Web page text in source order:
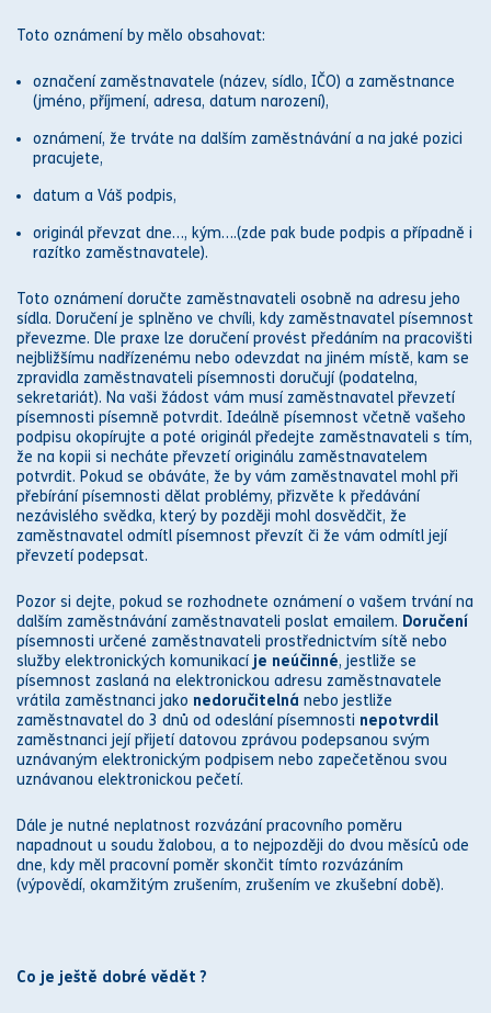
Toto oznámení by mělo obsahovat:
označení zaměstnavatele (název, sídlo, IČO) a zaměstnance
(jméno, příjmení, adresa, datum narození),
oznámení, že trváte na dalším zaměstnávání a na jaké pozici
pracujete,
datum a Váš podpis,
originál převzat dne…, kým….(zde pak bude podpis a případně i
razítko zaměstnavatele).
Toto oznámení doručte zaměstnavateli osobně na adresu jeho
sídla. Doručení je splněno ve chvíli, kdy zaměstnavatel písemnost
převezme. Dle praxe lze doručení provést předáním na pracovišti
nejbližšímu nadřízenému nebo odevzdat na jiném místě, kam se
zpravidla zaměstnavateli písemnosti doručují (podatelna,
sekretariát). Na vaši žádost vám musí zaměstnavatel převzetí
písemnosti písemně potvrdit. Ideálně písemnost včetně vašeho
podpisu okopírujte a poté originál předejte zaměstnavateli s tím,
že na kopii si necháte převzetí originálu zaměstnavatelem
potvrdit. Pokud se obáváte, že by vám zaměstnavatel mohl při
přebírání písemnosti dělat problémy, přizvěte k předávání
nezávislého svědka, který by později mohl dosvědčit, že
zaměstnavatel odmítl písemnost převzít či že vám odmítl její
převzetí podepsat.
Pozor si dejte, pokud se rozhodnete oznámení o vašem trvání na
dalším zaměstnávání zaměstnavateli poslat emailem. Doručení
písemnosti určené zaměstnavateli prostřednictvím sítě nebo
služby elektronických komunikací je neúčinné, jestliže se
písemnost zaslaná na elektronickou adresu zaměstnavatele
vrátila zaměstnanci jako nedoručitelná nebo jestliže
zaměstnavatel do 3 dnů od odeslání písemnosti nepotvrdil
zaměstnanci její přijetí datovou zprávou podepsanou svým
uznávaným elektronickým podpisem nebo zapečetěnou svou
uznávanou elektronickou pečetí.
Dále je nutné neplatnost rozvázání pracovního poměru
napadnout u soudu žalobou, a to nejpozději do dvou měsíců ode
dne, kdy měl pracovní poměr skončit tímto rozvázáním
(výpovědí, okamžitým zrušením, zrušením ve zkušební době).
Co je ještě dobré vědět ?